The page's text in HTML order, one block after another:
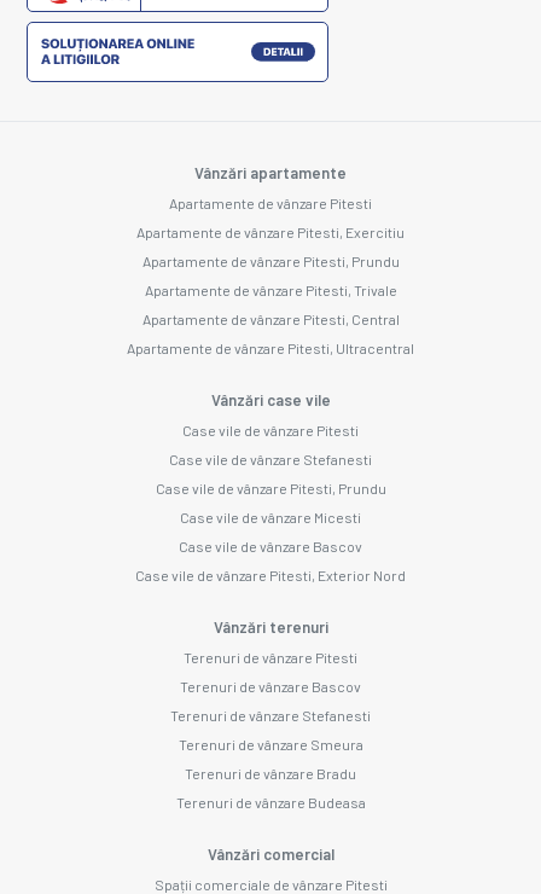
Vânzări apartamente
Apartamente de vânzare Pitesti
Apartamente de vânzare Pitesti, Exercitiu
Apartamente de vânzare Pitesti, Prundu
Apartamente de vânzare Pitesti, Trivale
Apartamente de vânzare Pitesti, Central
Apartamente de vânzare Pitesti, Ultracentral
Vânzări case vile
Case vile de vânzare Pitesti
Case vile de vânzare Stefanesti
Case vile de vânzare Pitesti, Prundu
Case vile de vânzare Micesti
Case vile de vânzare Bascov
Case vile de vânzare Pitesti, Exterior Nord
Vânzări terenuri
Terenuri de vânzare Pitesti
Terenuri de vânzare Bascov
Terenuri de vânzare Stefanesti
Terenuri de vânzare Smeura
Terenuri de vânzare Bradu
Terenuri de vânzare Budeasa
Vânzări comercial
Spații comerciale de vânzare Pitesti